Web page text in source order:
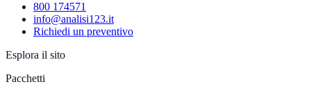
800 174571
info@analisi123.it
Richiedi un preventivo
Esplora il sito
Pacchetti